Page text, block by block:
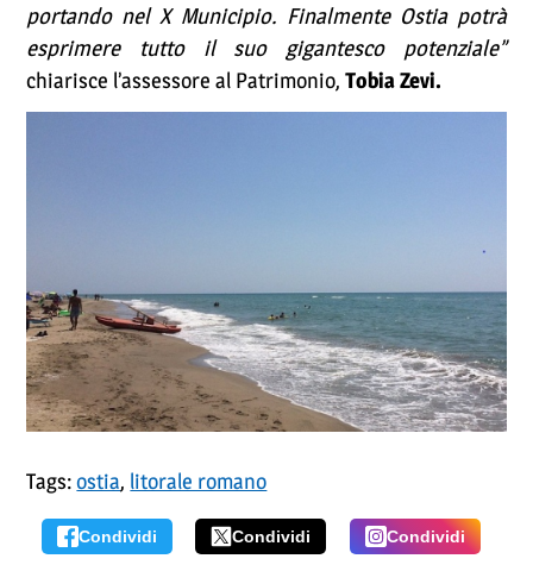
portando nel X Municipio. Finalmente Ostia potrà
esprimere tutto il suo gigantesco potenziale”
chiarisce l’assessore al Patrimonio,Tobia Zevi.
Tags:ostia, litorale romano
Condividi Condividi Condividi